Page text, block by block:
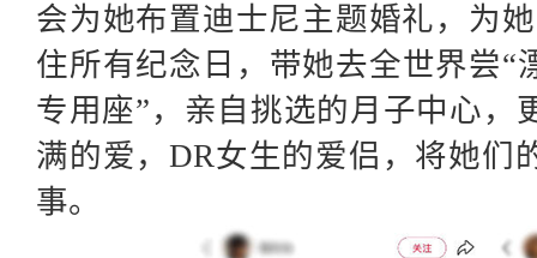
会为她布置迪士尼主题婚礼，为
住所有纪念日，带她去全世界尝“
专用座”，亲自挑选的月子中心，
满的爱，DR女生的爱侣，将她们
事。